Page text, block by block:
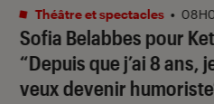
Sofia Belabbes pour
“Depuis que j’ai 8 ans,
veux devenir
Théâtre et spectacles •